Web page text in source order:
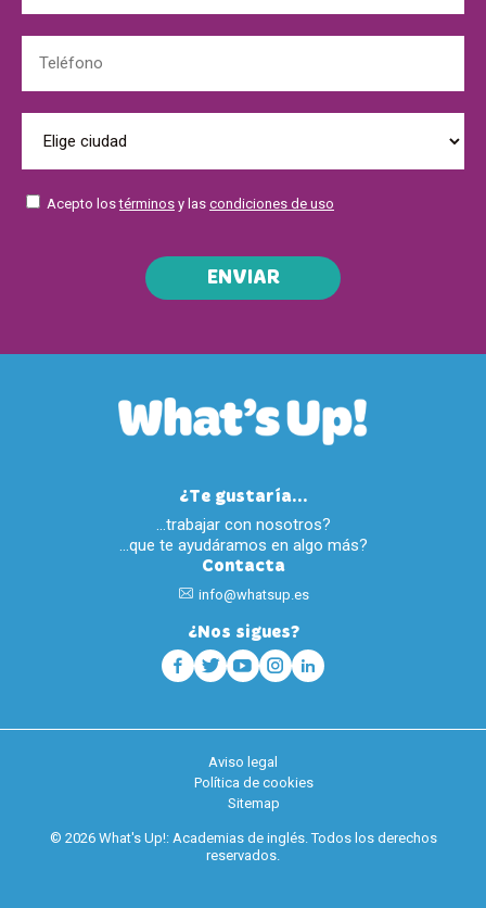
Acepto lostérminos y las condiciones de uso
ENVIAR
¿Te gustaría...
…trabajar con nosotros?
…que te ayudáramos en algo más?
Contacta
info@whatsup.es
¿Nos sigues?
Aviso legal
Política de cookies
Sitemap
© 2026 What's Up!: Academias de inglés. Todos los derechos
reservados.